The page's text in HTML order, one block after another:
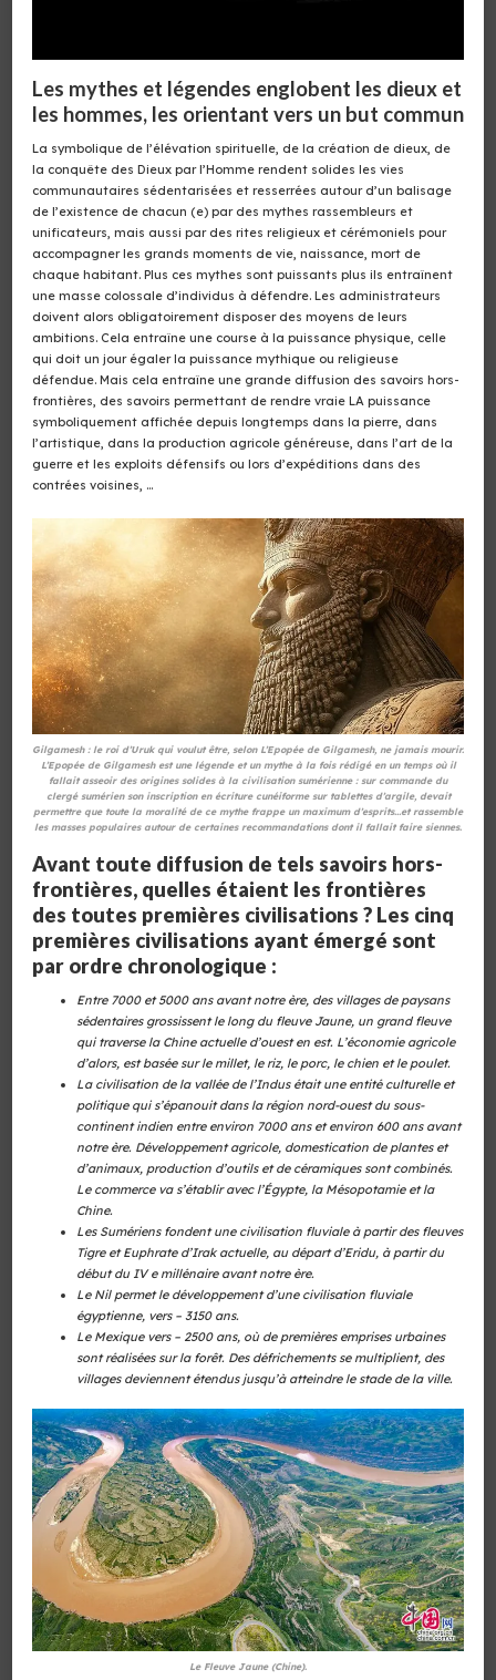
Les mythes et légendes englobent les dieux et
les hommes, les orientant vers un but commun
La symbolique de l’élévation spirituelle, de la création de dieux, de
la conquête des Dieux par l’Homme rendent solides les vies
communautaires sédentarisées et resserrées autour d’un balisage
de l’existence de chacun (e) par des mythes rassembleurs et
unificateurs, mais aussi par des rites religieux et cérémoniels pour
accompagner les grands moments de vie, naissance, mort de
chaque habitant. Plus ces mythes sont puissants plus ils entraînent
une masse colossale d’individus à défendre. Les administrateurs
doivent alors obligatoirement disposer des moyens de leurs
ambitions. Cela entraîne une course à la puissance physique, celle
qui doit un jour égaler la puissance mythique ou religieuse
défendue. Mais cela entraîne une grande diffusion des savoirs hors-
frontières, des savoirs permettant de rendre vraie LA puissance
symboliquement affichée depuis longtemps dans la pierre, dans
l’artistique, dans la production agricole généreuse, dans l’art de la
guerre et les exploits défensifs ou lors d’expéditions dans des
contrées voisines, …
Gilgamesh : le roi d’Uruk qui voulut être, selon L’Epopée de Gilgamesh, ne jamais mourir.
L’Epopée de Gilgamesh est une légende et un mythe à la fois rédigé en un temps où il
fallait asseoir des origines solides à la civilisation sumérienne : sur commande du
clergé sumérien son inscription en écriture cunéiforme sur tablettes d’argile, devait
permettre que toute la moralité de ce mythe frappe un maximum d’esprits…et rassemble
les masses populaires autour de certaines recommandations dont il fallait faire siennes.
Avant toute diffusion de tels savoirs hors-
frontières, quelles étaient les frontières
des toutes premières civilisations ? Les cinq
premières civilisations ayant émergé sont
par ordre chronologique :
Entre 7000 et 5000 ans avant notre ère, des villages de paysans
sédentaires grossissent le long du fleuve Jaune, un grand fleuve
qui traverse la Chine actuelle d’ouest en est. L’économie agricole
d’alors, est basée sur le millet, le riz, le porc, le chien et le poulet.
La civilisation de la vallée de l’Indus était une entité culturelle et
politique qui s’épanouit dans la région nord-ouestdu sous-
continent indien entre environ 7000 ans et environ 600 ans avant
notre ère. Développement agricole, domestication de plantes et
d’animaux, production d’outils et de céramiques sont combinés.
Le commerce va s’établir avec l’Égypte, la Mésopotamie et la
Chine.
Les Sumériens fondent une civilisation fluviale à partir des fleuves
Tigre et Euphrate d’Irak actuelle, au départ d’Eridu, à partir du
début du IV e millénaire avant notre ère.
Le Nil permet le développement d’une civilisation fluviale
égyptienne, vers – 3150 ans.
Le Mexique vers – 2500 ans, où de premières emprises urbaines
sont réalisées sur la forêt. Des défrichements se multiplient, des
villages deviennent étendus jusqu’à atteindre le stade de la ville.
Le Fleuve Jaune (Chine).